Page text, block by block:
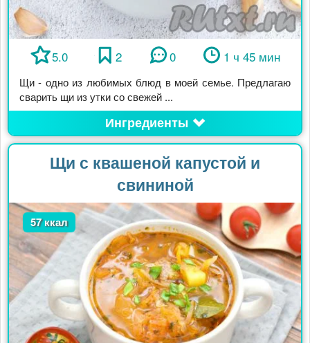
5.0 2 0 1 ч 45 мин
Щи - одно из любимых блюд в моей семье. Предлагаю
сварить щи из утки со свежей ...
Ингредиенты
Щи с квашеной капустой и
свининой
57 ккал